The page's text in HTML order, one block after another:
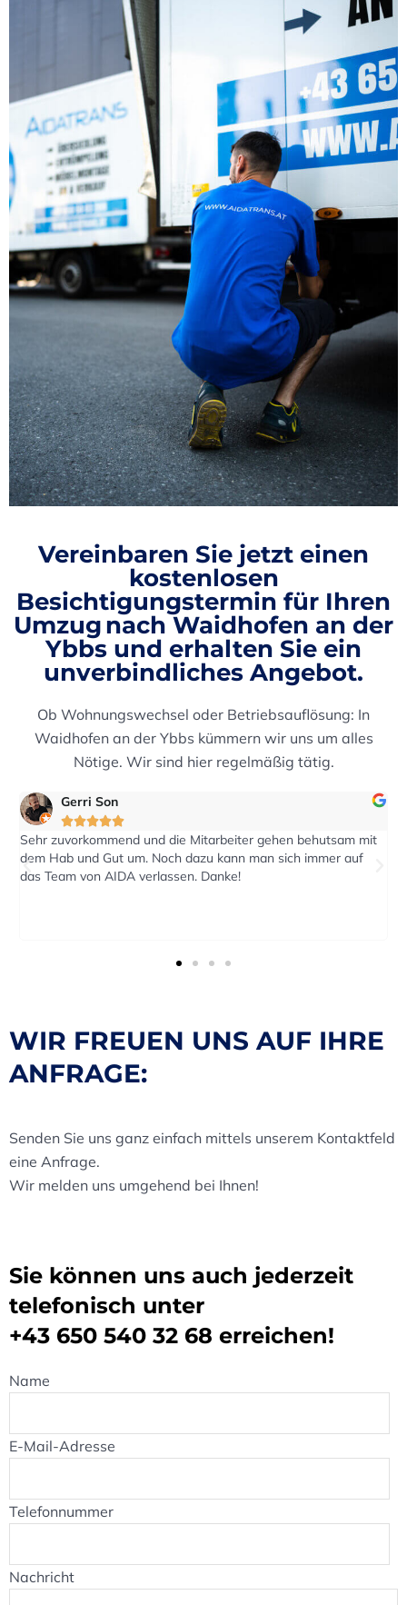
Vereinbaren Sie jetzt einen
kostenlosen
Besichtigungstermin für Ihren
Umzug nach Waidhofen an der
Ybbs und erhalten Sie ein
unverbindliches Angebot.
Ob Wohnungswechsel oder Betriebsauflösung: In
Waidhofen an der Ybbs kümmern wir uns um alles
Nötige. Wir sind hier regelmäßig tätig.
gehen behutsam mit
man sich immer auf
Auf eine Anfrage nach einen
reagiert. Der Transport wurde
Termin durchgeführt.
WIR FREUEN UNS AUF IHRE
ANFRAGE:
Senden Sie uns ganz einfach mittels unserem Kontaktfeld
eine Anfrage.
Wir melden uns umgehend bei Ihnen!
Sie können uns auch jederzeit
telefonisch unter
+43 650 540 32 68 erreichen!
Name
E-Mail-Adresse
Telefonnummer
Nachricht